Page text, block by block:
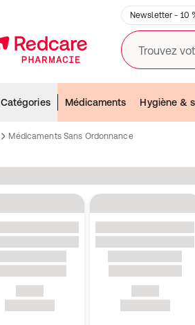
Newsletter - 10
Trouvez
Catégories
Médicaments Hygiène &
Médicaments Sans Ordonnance